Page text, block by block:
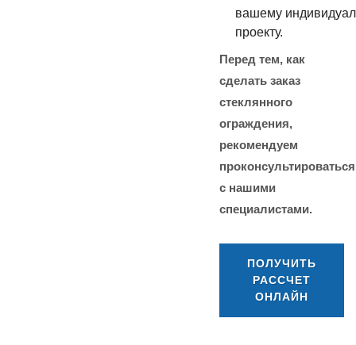
вашему
проекту.
Перед тем, как
сделать заказ
стеклянного
ограждения,
рекомендуем
проконсультироваться
с нашими
специалистами.
ПОЛУЧИТЬ
РАССЧЕТ
ОНЛАЙН